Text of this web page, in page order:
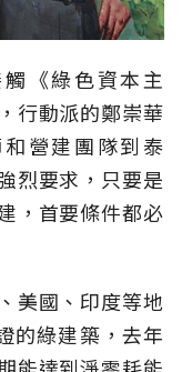
《綠色資本主
行動派的鄭崇華
營建團隊到泰
烈要求，只要是
，首要條件都必
美國、印度等地
的綠建築，去年